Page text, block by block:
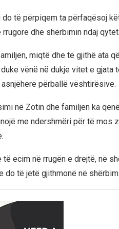
të përpiqem ta përfaqësoj
dhe shërbimin ndaj
miqtë dhe të gjithë ata
vënë në dukje vitet e gjata
përballë vështirësive.
në Zotin dhe familjen ka
me ndershmëri për të mos
ecim në rrugën e drejtë, në
do të jetë gjithmonë në